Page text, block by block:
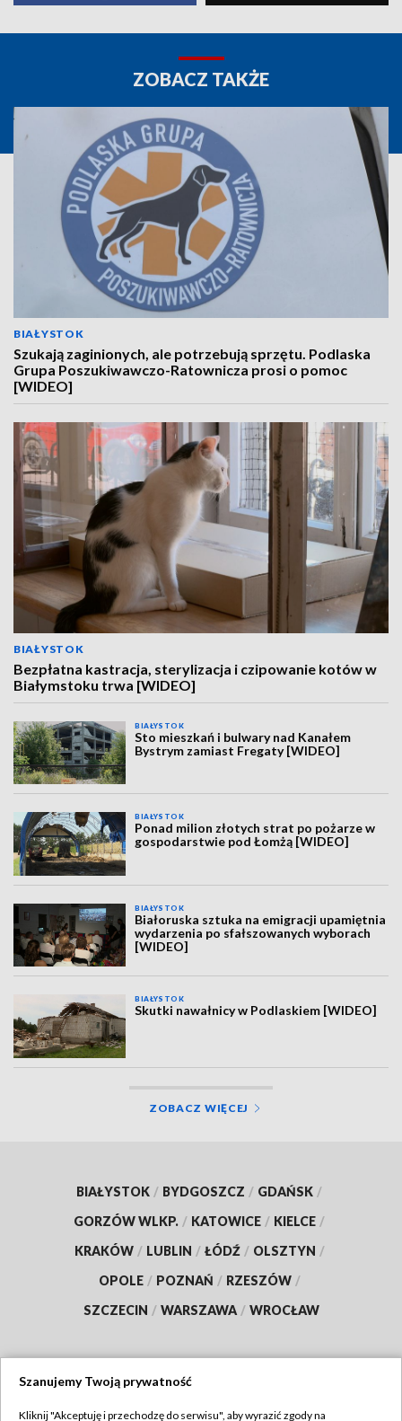
ZOBACZ TAKŻE
BIAŁYSTOK
Szukają zaginionych, ale potrzebują sprzętu. Podlaska
Grupa Poszukiwawczo-Ratownicza prosi o pomoc
[WIDEO]
BIAŁYSTOK
Bezpłatna kastracja, sterylizacja i czipowanie kotów w
Białymstoku trwa [WIDEO]
BIAŁYSTOK
Sto mieszkań i bulwary nad Kanałem
Bystrym zamiast Fregaty [WIDEO]
BIAŁYSTOK
Ponad milion złotych strat po pożarze w
gospodarstwie pod Łomżą [WIDEO]
BIAŁYSTOK
Białoruska sztuka na emigracji upamiętnia
wydarzenia po sfałszowanych wyborach
[WIDEO]
BIAŁYSTOK
Skutki nawałnicy w Podlaskiem [WIDEO]
ZOBACZ WIĘCEJ
BIAŁYSTOK / BYDGOSZCZ / GDAŃSK /
GORZÓW WLKP. / KATOWICE / KIELCE /
KRAKÓW / LUBLIN / ŁÓDŹ / OLSZTYN /
OPOLE / POZNAŃ / RZESZÓW /
SZCZECIN / WARSZAWA / WROCŁAW
Szanujemy Twoją prywatność
Kliknij "Akceptuję i przechodzę do serwisu", aby wyrazić zgody na